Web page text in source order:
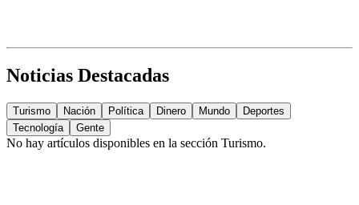
Noticias Destacadas
Turismo Nación Política Dinero Mundo
Deportes
Tecnología
Gente
No hay artículos disponibles en la sección Turismo.